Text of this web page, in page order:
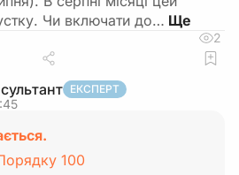
Чи включати до…
2
ЕКСПЕРТ
100